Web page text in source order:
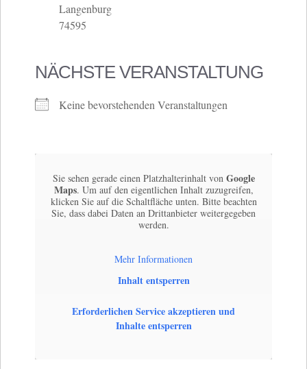
Langenburg
74595
NÄCHSTE VERANSTALTUNG
Keine bevorstehenden Veranstaltungen
Sie sehen gerade einen Platzhalterinhalt von Google
Maps. Um auf den eigentlichen Inhalt zuzugreifen,
klicken Sie auf die Schaltfläche unten. Bitte beachten
Sie, dass dabei Daten an Drittanbieter weitergegeben
werden.
Mehr Informationen
Inhalt entsperren
Erforderlichen Service akzeptieren und
Inhalte entsperren